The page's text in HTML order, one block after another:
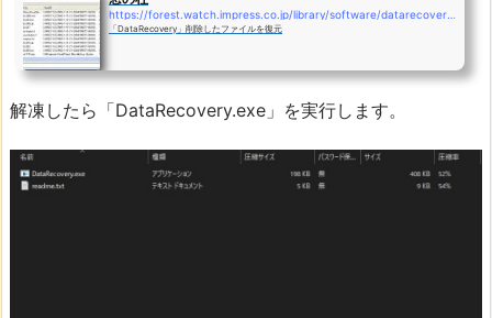
https://forest.watch.impress.co.jp/library/software/datarecovery/
「DataRecovery」削除したファイルを復元
解凍したら「DataRecovery.exe」を実行します。